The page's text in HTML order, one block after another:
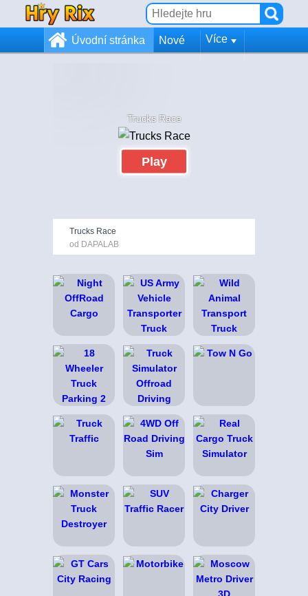
Úvodní stránka Nové Více
Trucks Race
Play
Trucks Race
od DAPALAB